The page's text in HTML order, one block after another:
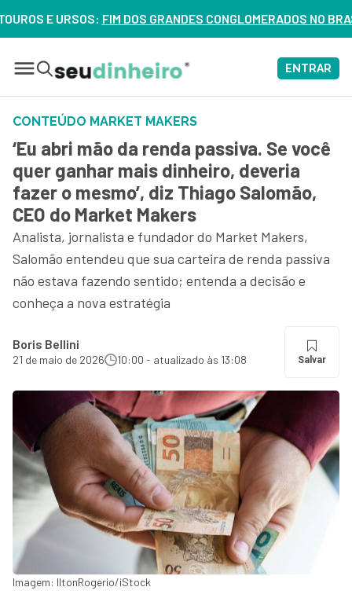
E URSOS:FIM DOS GRANDES CONGLOMERADOS NO BRASIL?
ENTRAR
CONTEÚDO MARKET MAKERS
‘Eu abri mão da renda passiva. Se você
quer ganhar mais dinheiro, deveria
fazer o mesmo’, diz Thiago Salomão,
CEO do Market Makers
Analista, jornalista e fundador do Market Makers,
Salomão entendeu que sua carteira de renda passiva
não estava fazendo sentido; entenda a decisão e
conheça a nova estratégia
Boris Bellini
21 de maio de 2026 10:00 - atualizado às 13:08 Salvar
Imagem: IltonRogerio/iStock